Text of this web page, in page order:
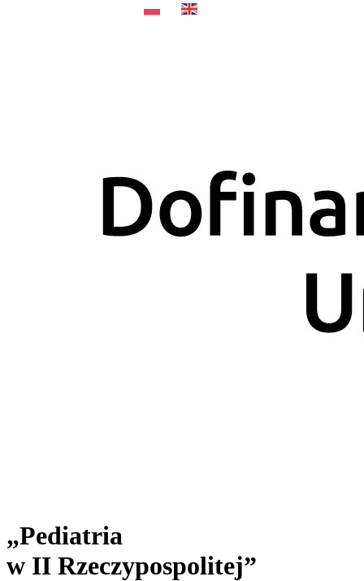
„Pediatria
w II Rzeczypospolitej”